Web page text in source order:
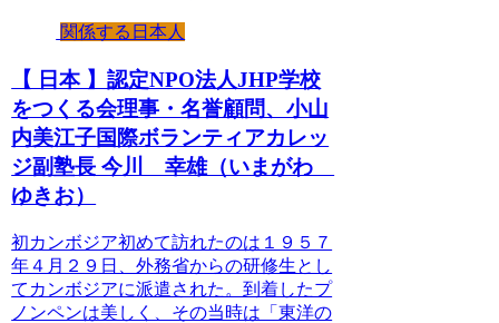
関係する日本人
【 日本 】認定NPO法人JHP学校
をつくる会理事・名誉顧問、小山
内美江子国際ボランティアカレッ
ジ副塾長 今川 幸雄（いまがわ
ゆきお）
初カンボジア初めて訪れたのは１９５７
年４月２９日、外務省からの研修生とし
てカンボジアに派遣された。到着したプ
ノンペンは美しく、その当時は「東洋の